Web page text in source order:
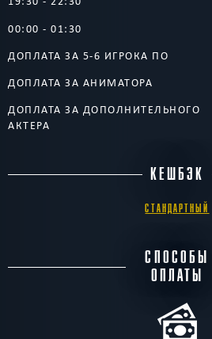
00:00 - 01:30
ДОПЛАТА ЗА 5-6 ИГРОКА ПО
ДОПЛАТА ЗА АНИМАТОРА
ДОПЛАТА ЗА ДОПОЛНИТЕЛЬНОГО
АКТЕРА
КЕШБЭК
СТАНДАРТНЫЙ
СПОСОБЫ
ОПЛАТЫ